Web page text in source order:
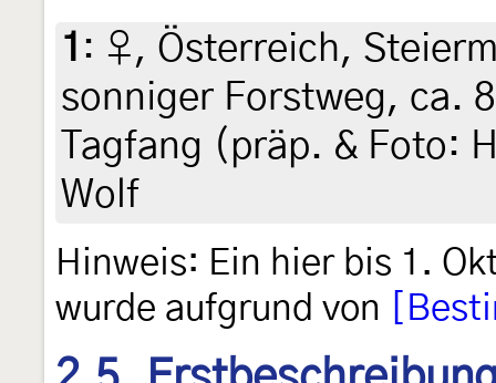
1 : ♀, Österreich,
sonniger Forstweg, ca.
Tagfang (präp. & Foto:
Wolf
Hinweis: Ein hier bis 1.
wurde aufgrund von